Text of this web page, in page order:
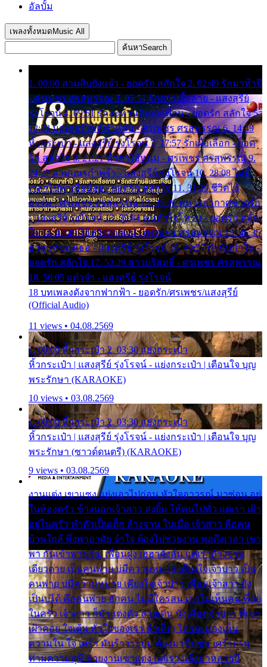
อัลบั้ม
เพลงทั้งหมด Music All
ค้นหาSearch
1. 00:00 สามสิบยังแจ๋ว - ยอดรัก สลักใจ 2. 02:49 รักมาห้าปี
- ศรเพชร ศรสุพรรณ 3. 05:57 รักสาวเสื้อลาย - แสงสุรีย์
รุ่งโรจน์ 4. 09:51 รักสะท้านดินสะเทือน - ยอดรัก สลักใจ 5.
12:23 มอเตอร์ไซค์ทำหล่น - ศรเพชร ศรสุพรรณ 6. 14:49
หิ้วกระเป๋า - แสงสุรีย์ รุ่งโรจน์ 7. 17:57 รักเผื่อเลือก - ยอด
รัก สลักใจ 8. 21:21 น้ำตาไอ้หนุ่ม - ศรเพชร ศรสุพรรณ 9.
24:27 สามเณรกำพร้า - แสงสุรีย์ รุ่งโรจน์ 10. 28:08 ไม่มี
เวลาไปหาเมียน้อย - ยอดรัก สลักใจ 11. 31:29 ชีวิตไอ้
ธรรม - ศรเพชร ศรสุพรรณ 12. 35:26 ทหารอากาศขาดรัก
- แสงสุรีย์ รุ่งโรจน์ 13. 39:01 คนหัวใจโทรม - ยอดรัก สลัก
ใจ 14. 42:49 ไอ้หวังตายแน่ - ศรเพชร ศรสุพรรณ 15. 46:35
ธาตุแท้ของเธอ - แสงสุรีย์ รุ่งโรจน์ 16. 49:57 กำนันกำใน -
ยอดรัก สลักใจ 17. 52:29 สาวบริสุทธิ์ - ศรเพชร ศรสุพรรณ
18. 56:05 แต๋วจ๋า - แสงสุรีย์ รุ่งโรจน์
18 บทเพลงดังจากฟากฟ้า - ยอดรัก/ศรเพชร/แสงสุรีย์
(Official Audio)
11 views • 04.08.2569
1. 00:00 หิ้วกระเป๋า 2. 03:30 แย่งกระเป๋า
หิ้วกระเป๋า | แสงสุรีย์ รุ่งโรจน์ - แย่งกระเป๋า | เตือนใจ บุญ
พระรักษา (KARAOKE)
10 views • 03.08.2569
1. 00:00 หิ้วกระเป๋า 2. 03:30 แย่งกระเป๋า
หิ้วกระเป๋า | แสงสุรีย์ รุ่งโรจน์ - แย่งกระเป๋า | เตือนใจ บุญ
พระรักษา (ซาวด์ดนตรี) (KARAOKE)
9 views • 03.08.2569
งานแต่ง เขาแซง แย่งเอาไปก่อน หัวใจอาวรณ์ มาซ่อน อยู่
ในห้องครัว ข้างนอกเจ้าสาว ส่งยิ้ม ให้คนไปทั่ว แต่เรา เฝ้า
อยู่ในครัว ทำตัวเป็นเด็ก ล้างจาน ในเมื่อ เจ้าสาว คือคน
บ้านใกล้ พึ่งพาอาศัย จำใจ ต้องไปช่วยงาน พอถึงเวลา เขา
พา กันเข้าพาขวัญ เพื่อนฝูง เฮฮาดังลั่น แต่เราล้างจาน
เดียวดาย เป็นคนพ่าย บ่มีความหมาย เคียงใจเจ้าบ่าว เป็น
คนพ่าย บ่มีความหมาย เคียงใจเจ้าบ่าว เพื่อนเจ้าสาว ยัง
เป็นบ่ได้ คือคนพ่าย ฮักคน ไม่มีใครสน เขาไม่เห็นคน ที่อยู่
ในครัว เจ้าสาว ก็มัวแต่งตัว สวยเด่น นั่งเคียงเจ้าบ่าว ที่เขา
เฝ้าคอย ใจเต้น หัวใจของเรา ลำเค็ญ ใครจะมองเห็น
ความใน ใจ เศร้า มันร้าวระบม ต้องมาขื่นขม เศร้าตรม
ท่ามความสุขี ช่วยงานเขาแต่ง แต่เรา แล้งมาหลายปี